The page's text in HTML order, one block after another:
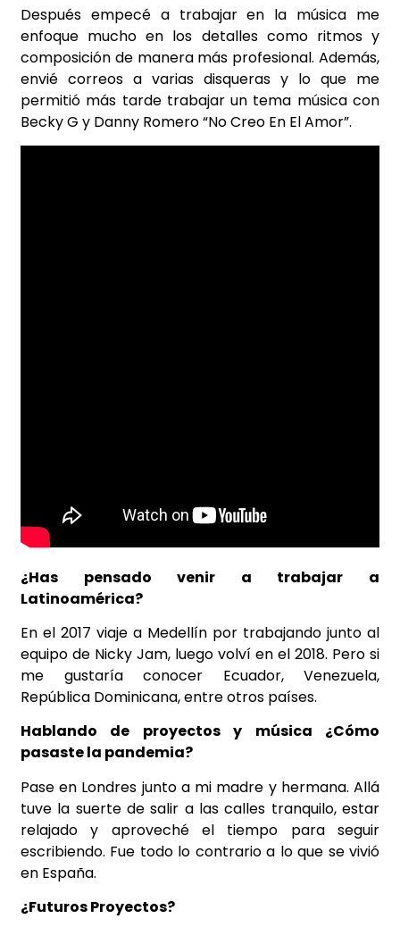
Después empecé a trabajar en la música me
enfoque mucho en los detalles como ritmos y
composición de manera más profesional. Además,
envié correos a varias disqueras y lo que me
permitió más tarde trabajar un tema música con
Becky G y Danny Romero “No Creo En El Amor”.
¿Has pensado venir a trabajar a
Latinoamérica?
En el 2017 viaje a Medellín por trabajando junto al
equipo de Nicky Jam, luego volví en el 2018. Pero si
me gustaría conocer Ecuador, Venezuela,
República Dominicana, entre otros países.
Hablando de proyectos y música ¿Cómo
pasaste la pandemia?
Pase en Londres junto a mi madre y hermana. Allá
tuve la suerte de salir a las calles tranquilo, estar
relajado y aproveché el tiempo para seguir
escribiendo. Fue todo lo contrario a lo que se vivió
en España.
¿Futuros Proyectos?